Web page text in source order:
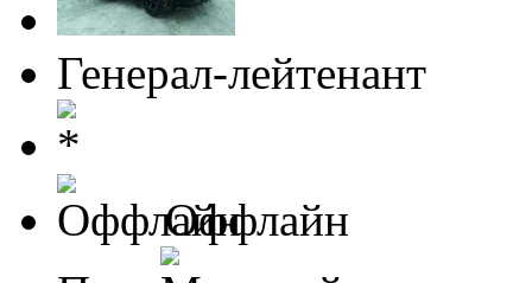
Генерал-лейтенант
Оффлайн